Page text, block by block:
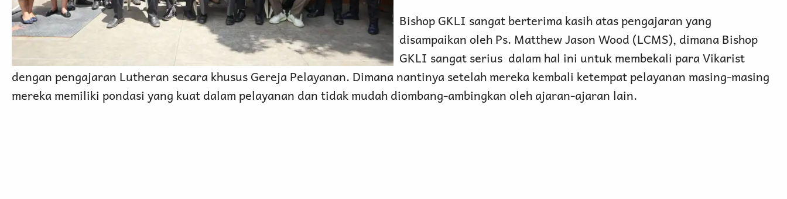
Bishop GKLI sangat berterima kasih atas pengajaran yang
disampaikan oleh Ps. Matthew Jason Wood (LCMS), dimana Bishop
GKLI sangat serius dalam hal ini untuk membekali para Vikarist
dengan pengajaran Lutheran secara khusus Gereja Pelayanan. Dimana nantinya setelah mereka kembali ketempat pelayanan masing-masing
mereka memiliki pondasi yang kuat dalam pelayanan dan tidak mudah diombang-ambingkan oleh ajaran-ajaran lain.